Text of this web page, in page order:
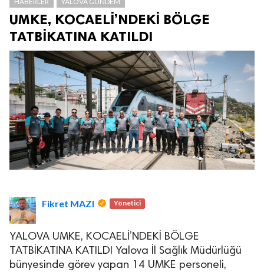
UMKE, KOCAELİ’NDEKİ BÖLGE
TATBİKATINA KATILDI
Fikret MAZI Yönetici
YALOVA UMKE, KOCAELİ’NDEKİ BÖLGE
TATBİKATINA KATILDI Yalova İl Sağlık Müdürlüğü
bünyesinde görev yapan 14 UMKE personeli,